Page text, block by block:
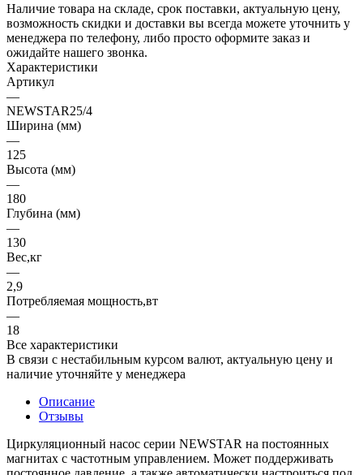
Наличие товара на складе, срок поставки, актуальную цену,
возможность скидки и доставки вы всегда можете уточнить у
менеджера по телефону, либо просто оформите заказ и
ожидайте нашего звонка.
Характеристики
Артикул
—
NEWSTAR25/4
Ширина (мм)
—
125
Высота (мм)
—
180
Глубина (мм)
—
130
Вес,кг
—
2,9
Потребляемая мощность,вт
—
18
Все характеристики
В связи с нестабильным курсом валют, актуальную цену и
наличие уточняйте у менеджера
Описание
Отзывы
Циркуляционный насос серии NEWSTAR на постоянных
магнитах с частотным управлением. Может поддерживать